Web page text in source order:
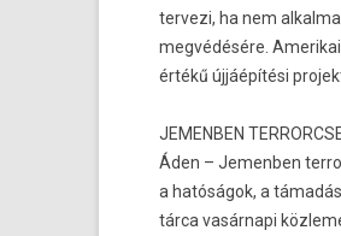
ter­vezi, ha nem
megvédésére.
értékű újjáépítési
JEMENB­EN
Áden – Jemenb­en
a hatóságok, a
tárca vasárnapi